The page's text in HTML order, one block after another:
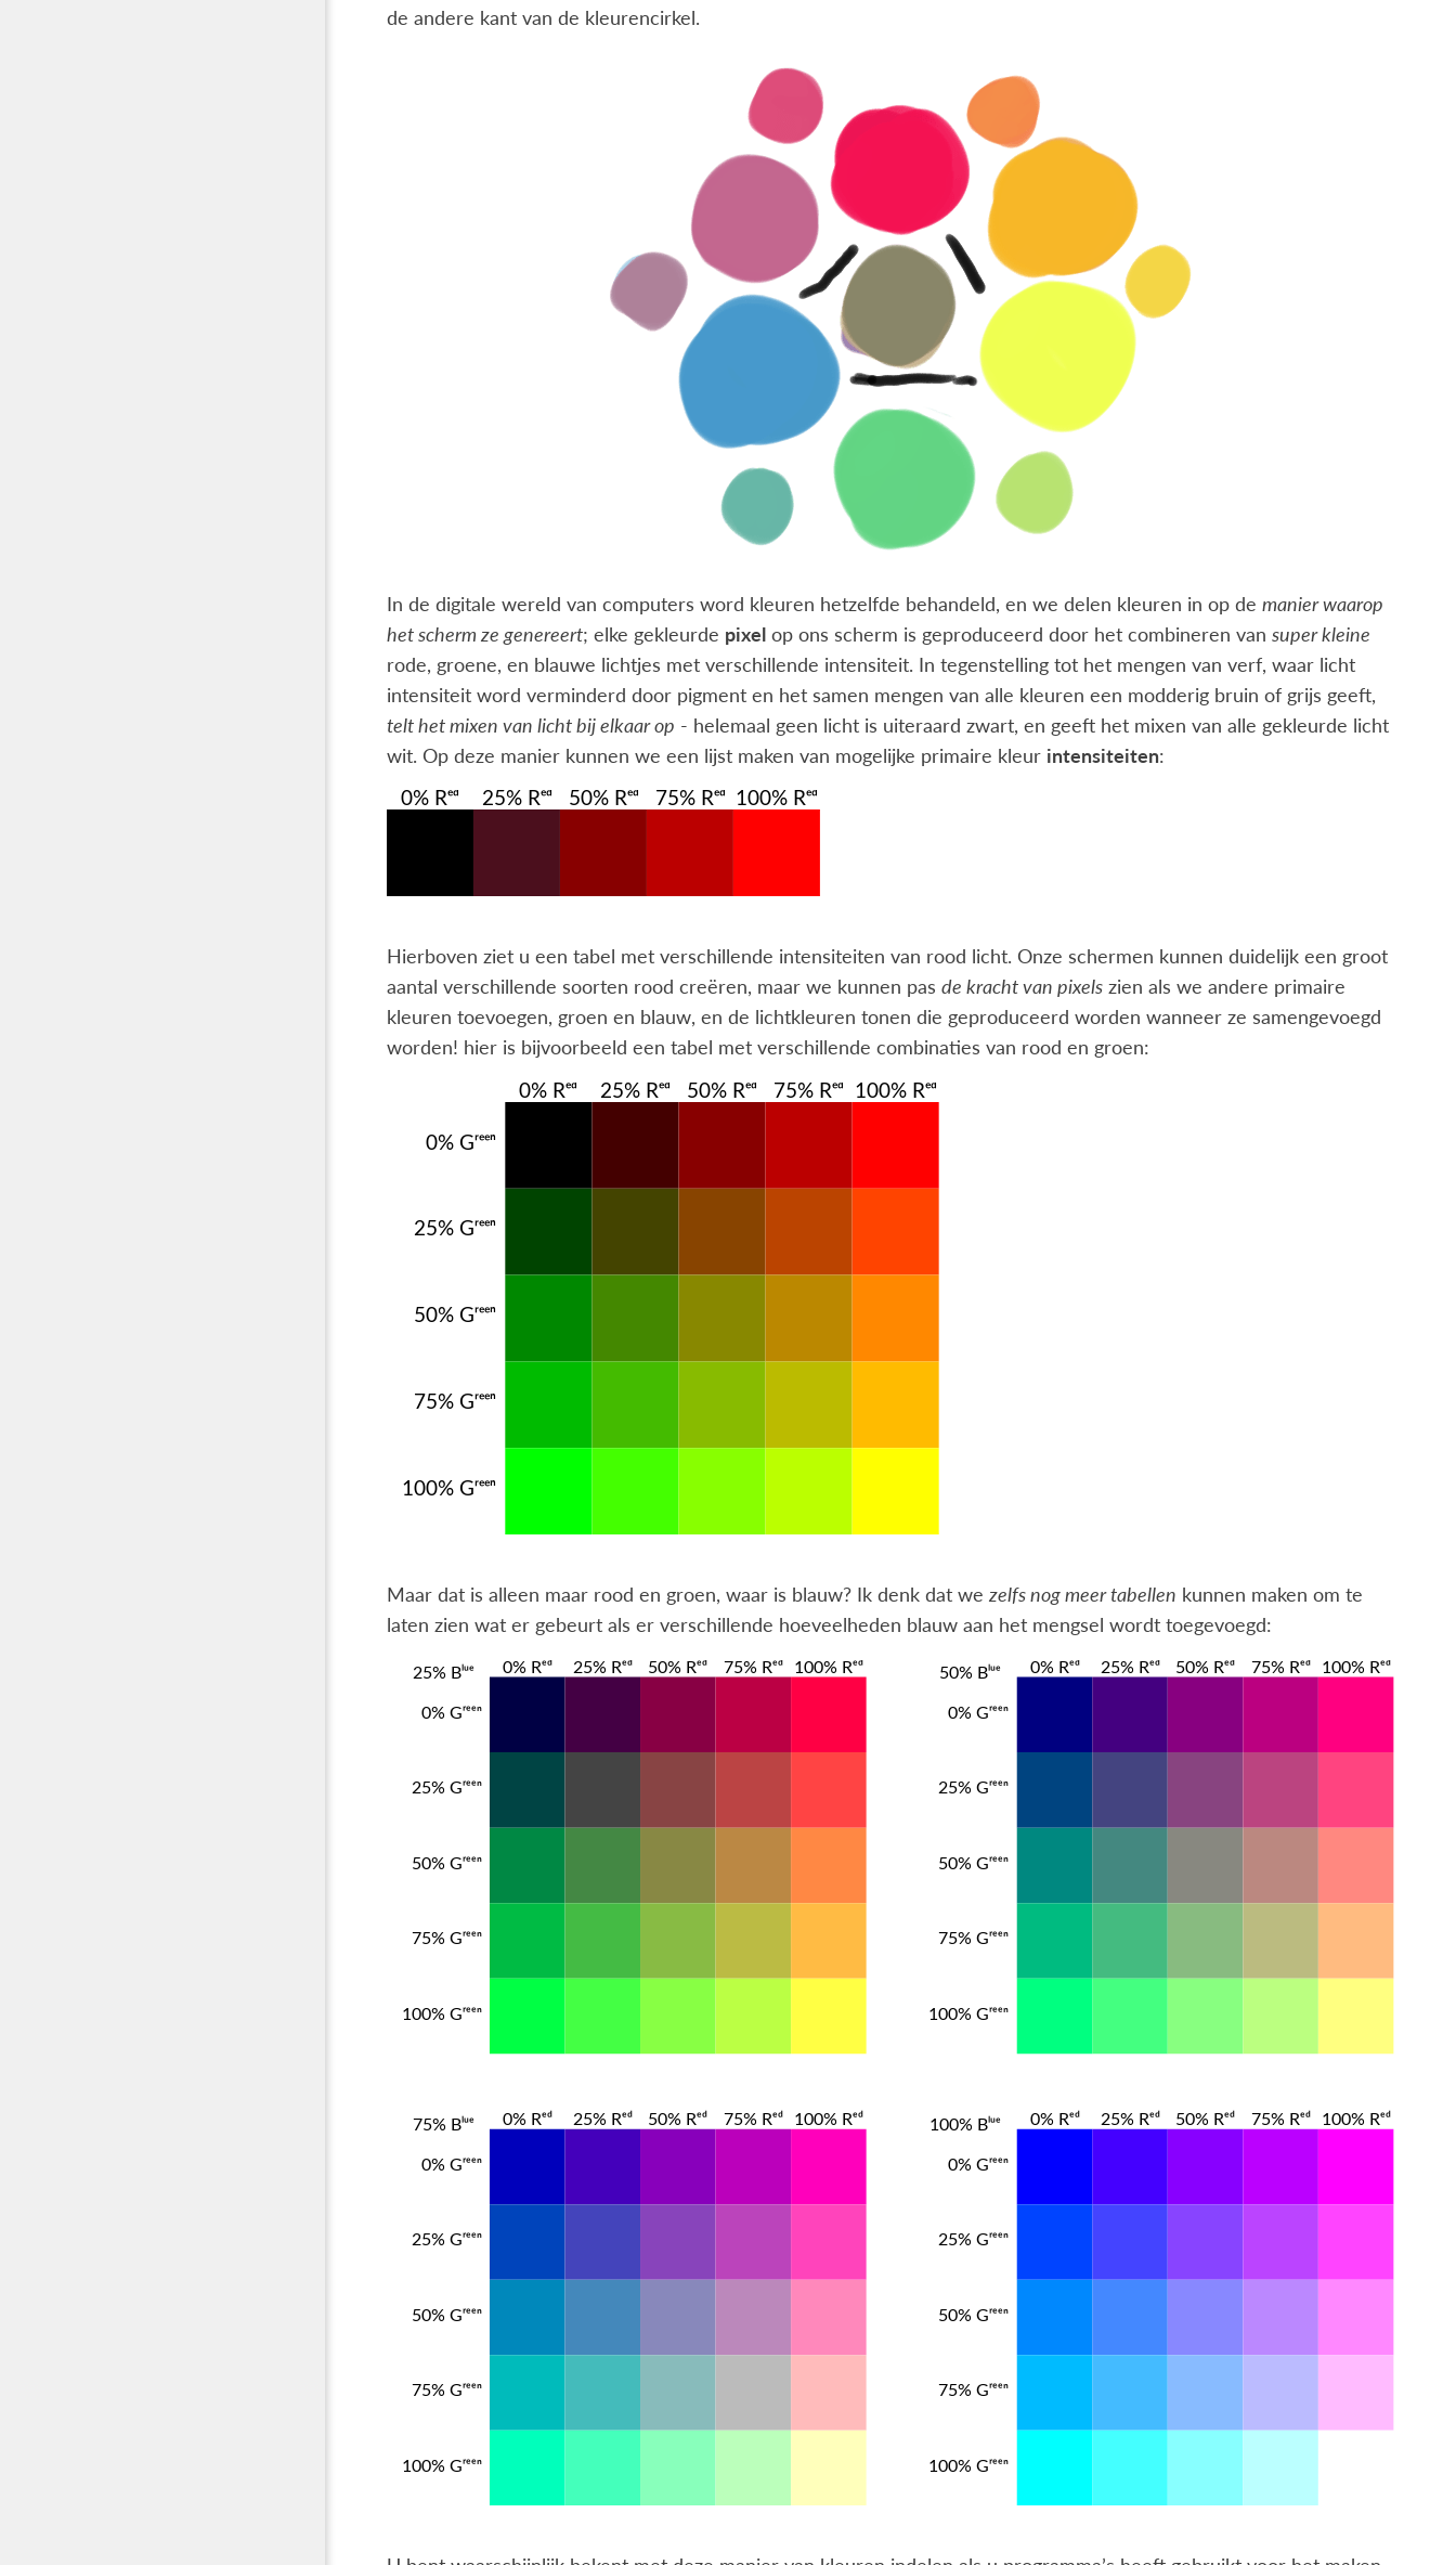
de andere kant van de kleurencirkel.
In de digitale wereld van computers word kleuren hetzelfde behandeld, en we delen kleuren in op de manier waarop
het scherm ze genereert; elke gekleurde pixelop ons scherm is geproduceerd door het combineren van super kleine
rode, groene, en blauwe lichtjes met verschillende intensiteit. In tegenstelling tot het mengen van verf, waar licht
intensiteit word verminderd door pigment en het samen mengen van alle kleuren een modderig bruin of grijs geeft,
telt het mixen van licht bij elkaar op - helemaal geen licht is uiteraard zwart, en geeft het mixen van alle gekleurde licht
wit. Op deze manier kunnen we een lijst maken van mogelijke primaire kleur intensiteiten:
Hierboven ziet u een tabel met verschillende intensiteiten van rood licht. Onze schermen kunnen duidelijk een groot
aantal verschillende soorten rood creëren, maar we kunnen pas de kracht van pixelszien als we andere primaire
kleuren toevoegen, groen en blauw, en de lichtkleuren tonen die geproduceerd worden wanneer ze samengevoegd
worden! hier is bijvoorbeeld een tabel met verschillende combinaties van rood en groen:
Maar dat is alleen maar rood en groen, waar is blauw? Ik denk dat we zelfs nog meer tabellen kunnen maken om te
laten zien wat er gebeurt als er verschillende hoeveelheden blauw aan het mengsel wordt toegevoegd: